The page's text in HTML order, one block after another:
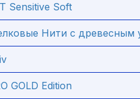
Sensitive Soft
Нити с древесным
GOLD Edition